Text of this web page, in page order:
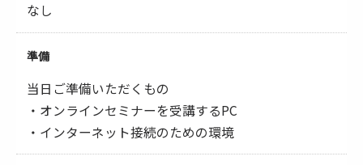
なし
準備
当日ご準備いただくもの
・オンラインセミナーを受講するPC
・インターネット接続のための環境